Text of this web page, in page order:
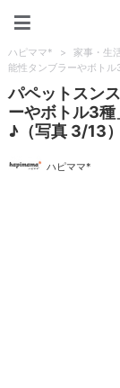
ハピママ* > 家事・生
能性タンブラーやボト
パペットスン
ーやボトル3
♪（写真 3/13）
ハピママ*